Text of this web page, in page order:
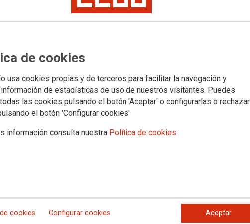
de cookies
usa cookies propias y de terceros para facilitar la navegación y
de estadísticas de uso de nuestros visitantes. Puedes
las cookies pulsando el botón 'Aceptar' o configurarlas o rechazar
el botón 'Configurar cookies'
información consulta nuestra Política de cookies
cookies Configurar cookies Aceptar
mes: No creemos en las
siniestralidad laboral ha dejado un balance trágico en
del abandono y la relajación en materia de prevención
Y no estamos dispuestos a permitir que esta situación